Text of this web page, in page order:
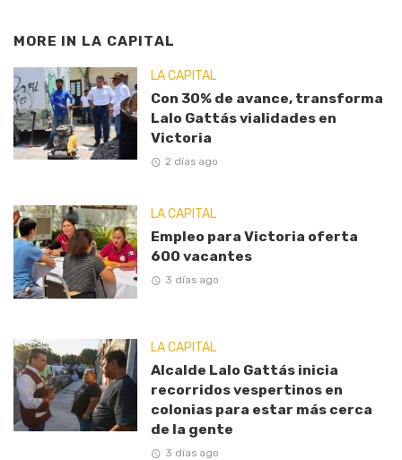
MORE IN LA CAPITAL
LA CAPITAL
Con 30% de avance, transforma
Lalo Gattás vialidades en
Victoria
2 días ago
LA CAPITAL
Empleo para Victoria oferta
600 vacantes
3 días ago
LA CAPITAL
Alcalde Lalo Gattás inicia
recorridos vespertinos en
colonias para estar más cerca
de la gente
3 días ago